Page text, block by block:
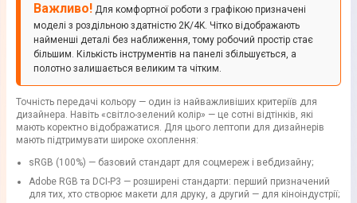
Важливо! Для комфортної роботи з графікою призначені
моделі з роздільною здатністю 2K/4K. Чітко відображають
найменші деталі без наближення, тому робочий простір стає
більшим. Кількість інструментів на панелі збільшується, а
полотно залишається великим та чітким.
Точність передачі кольору — один із найважливіших критеріїв для
дизайнера. Навіть «світло-зелений колір» — це сотні відтінків, які
мають коректно відображатися. Для цього лептопи для дизайнерів
мають підтримувати широке охоплення:
sRGB (100%) — базовий стандарт для соцмереж і вебдизайну;
Adobe RGB та DCI-P3 — розширені стандарти: перший призначений
для тих, хто створює макети для друку, а другий — для кіноіндустрії;